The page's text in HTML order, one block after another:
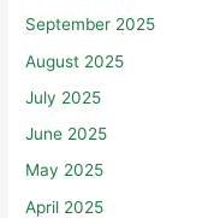
September 2025
August 2025
July 2025
June 2025
May 2025
April 2025